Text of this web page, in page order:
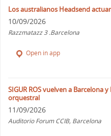
Los australianos Headsend
10/09/2026
Razzmatazz 3 .Barcelona
Open in app
SIGUR ROS vuelven a Barcelona
orquestral
11/09/2026
Auditorio Forum CCIB, Barcelona